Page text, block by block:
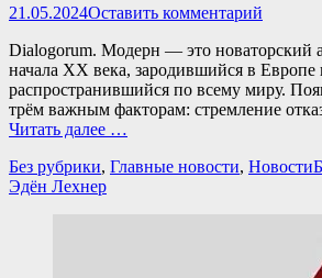
Опубликовано
21.05.2024Оставить комментарий
Dialogorum. Модерн — это новаторский
начала XX века, зародившийся в Европе
распространившийся по всему миру.
трём важным факторам: стремление
Читать далее …
Категории
Без рубрики, Главные новости, Новости
Эдён Лехнер